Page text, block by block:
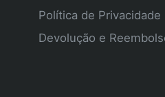
Política de Privacidade
Devolução e